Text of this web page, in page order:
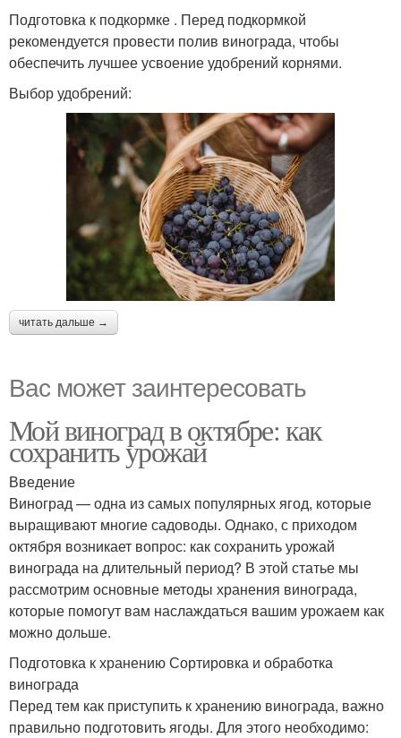
Подготовка к подкормке . Перед подкормкой
рекомендуется провести полив винограда, чтобы
обеспечить лучшее усвоение удобрений корнями.
Выбор удобрений:
читать дальше →
Вас может заинтересовать
Мой виноград в октябре: как
сохранить урожай
Введение
Виноград — одна из самых популярных ягод, которые
выращивают многие садоводы. Однако, с приходом
октября возникает вопрос: как сохранить урожай
винограда на длительный период? В этой статье мы
рассмотрим основные методы хранения винограда,
которые помогут вам наслаждаться вашим урожаем как
можно дольше.
Подготовка к хранению Сортировка и обработка
винограда
Перед тем как приступить к хранению винограда, важно
правильно подготовить ягоды. Для этого необходимо: